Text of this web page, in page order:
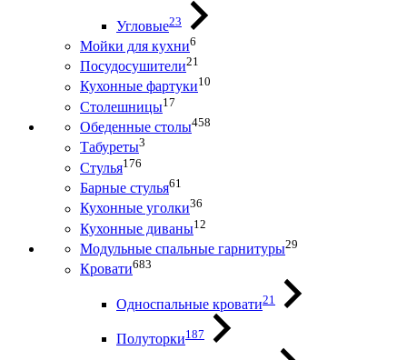
Угловые23
Мойки для кухни6
Посудосушители21
Кухонные фартуки10
Столешницы17
Обеденные столы458
Табуреты3
Стулья176
Барные стулья61
Кухонные уголки36
Кухонные диваны12
Модульные спальные гарнитуры29
Кровати683
Односпальные кровати21
Полуторки187